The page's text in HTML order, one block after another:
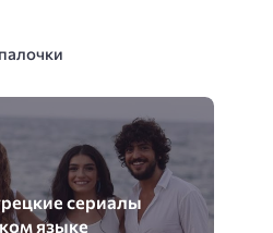
сериалы
языке